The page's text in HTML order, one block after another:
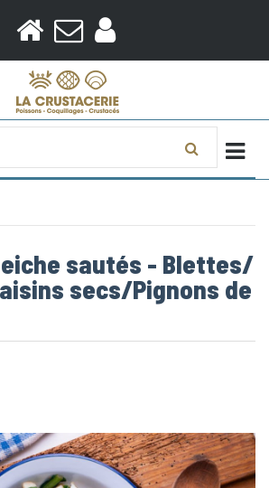
sautés - Blettes/
secs/Pignons de